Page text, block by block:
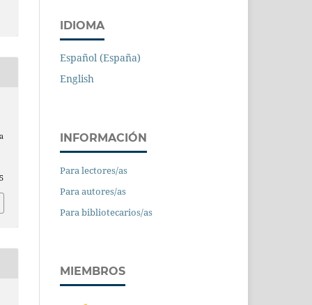
IDIOMA
Español (España)
English
INFORMACIÓN
Para lectores/as
Para autores/as
Para bibliotecarios/as
MIEMBROS